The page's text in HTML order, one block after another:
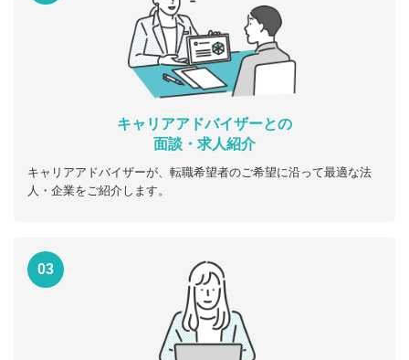
キャリアアドバイザーとの
面談・求人紹介
キャリアアドバイザーが、転職希望者のご希望に沿って最適な法
人・企業をご紹介します。
03